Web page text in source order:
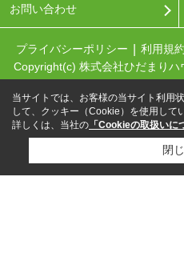
お問い合わせ
プライバシーポリシー 利用規約
Copyright(c) 株式会社ひだまり
当サイトでは、お客様の当サイト利用
して、クッキー（Cookie）を使用して
詳しくは、当社の 「Cookieの取扱いに
閉